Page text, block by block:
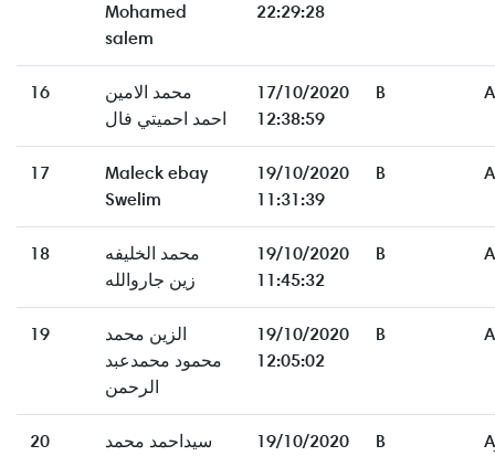
Mohamed
salem
22:29:28
16
محمد الامين
احمد احميتي فال
17/10/2020
12:38:59
B
17
Maleck ebay
Swelim
19/10/2020
11:31:39
B
18
محمد الخليفه
زين جاروالله
19/10/2020
11:45:32
B
19
الزين محمد
محمود محمدعبد
الرحمن
19/10/2020
12:05:02
B
20
سيداحمد محمد
19/10/2020
B